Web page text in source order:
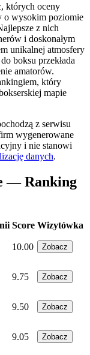
których oceny
o wysokim poziomie
z nich
i doskonałym
unikalnej atmosfery
boksu przekłada
amatorów.
który
mapie
z serwisu
wygenerowane
i nie stanowi
danych.
— Ranking
Score Wizytówka
10.00 Zobacz
9.75 Zobacz
9.50 Zobacz
9.05 Zobacz